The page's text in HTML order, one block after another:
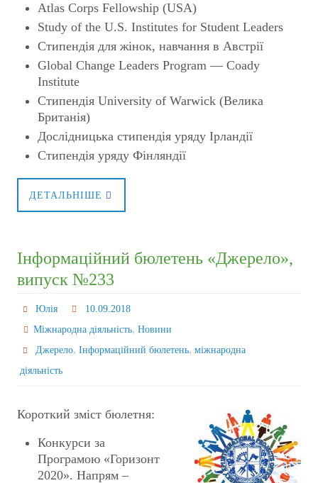
Atlas Corps Fellowship (USA)
Study of the U.S. Institutes for Student Leaders
Стипендія для жінок, навчання в Австрії
Global Change Leaders Program — Coady
Institute
Стипендія University of Warwick (Велика
Британія)
Дослідницька стипендія уряду Ірландії
Стипендія уряду Фінляндії
ДЕТАЛЬНІШЕ
Інформаційний бюлетень «Джерело»,
випуск №233
Юлія
10.09.2018
Міжнародна діяльність,Новини
Джерело,Інформаційний бюлетень,міжнародна
діяльність
Короткий зміст бюлетня:
Конкурси за
Програмою «Горизонт
2020». Напрям –